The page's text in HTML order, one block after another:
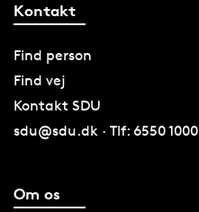
Kontakt
Find person
Find vej
Kontakt SDU
sdu@sdu.dk · Tlf: 6550 1000
Om os